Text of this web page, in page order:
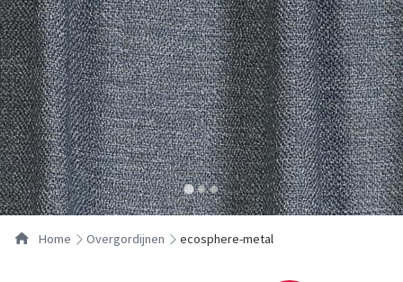
Home overgordijnen ecosphere-metal